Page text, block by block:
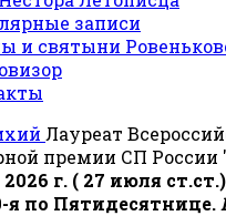
записи
и святыни
Лауреат
премии СП России
г. ( 27 июля
я по Пятидесятнице.